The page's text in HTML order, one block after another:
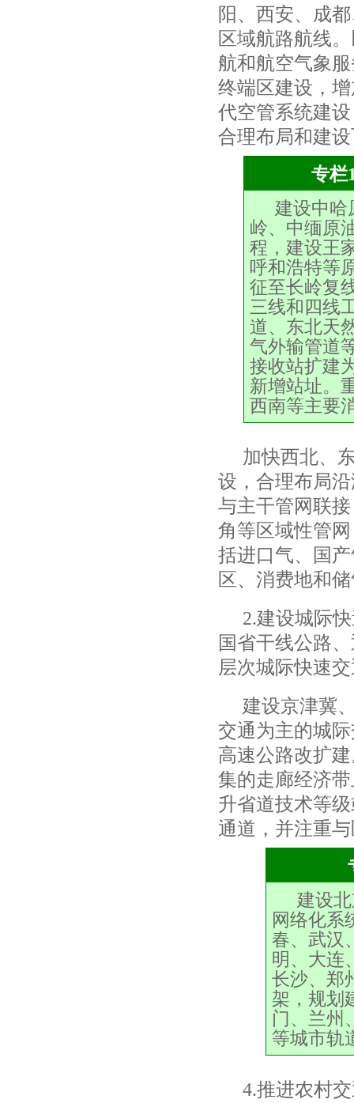
阳、西安、成
区域航路航线
航和航空气象
终端区建设，
代空管系统建
合理布局和建
专栏
建设中哈
岭、中缅原
程，建设王
呼和浩特等
征至长岭复
三线和四线
道、东北天
气外输管道
接收站扩建
新增站址。
西南等主要
加快西北、
设，合理布局
与主干管网联
角等区域性管
括进口气、国
区、消费地和
2.建设城际
国省干线公路
层次城际快速
建设京津冀
交通为主的城
高速公路改扩
集的走廊经济
升省道技术等
通道，并注重
建设
网络化系
春、武汉
明、大连
长沙、郑
架，规划
门、兰州
等城市轨
4.推进农村